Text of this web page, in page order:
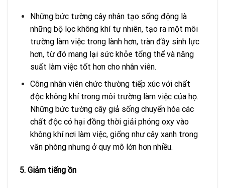
Những bức tường cây nhân tạo sống động là
những bộ lọc không khí tự nhiên, tạo ra một môi
trường làm việc trong lành hơn, tràn đầy sinh lực
hơn, từ đó mang lại sức khỏe tổng thể và năng
suất làm việc tốt hơn cho nhân viên.
Công nhân viên chức thường tiếp xúc với chất
độc không khí trong môi trường làm việc của họ.
Những bức tường cây giả sống chuyển hóa các
chất độc có hại đồng thời giải phóng oxy vào
không khí nơi làm việc, giống như cây xanh trong
văn phòng nhưng ở quy mô lớn hơn nhiều.
5. Giảm tiếng ồn